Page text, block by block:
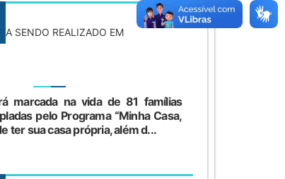
SENDO REALIZADO EM
marcada na vida de 81 famílias
pelo Programa “Minha Casa,
ter sua casa própria, além d...